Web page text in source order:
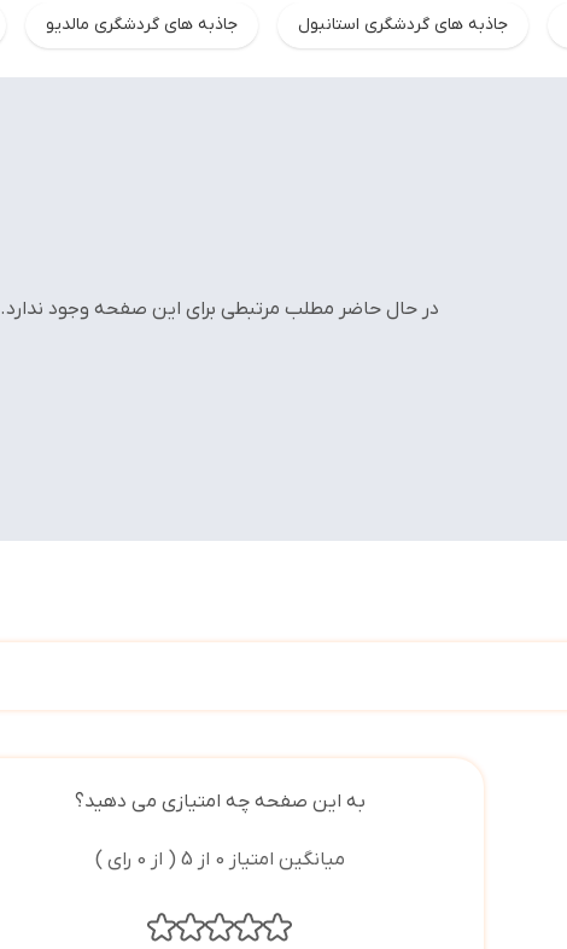
جاذبه های گردشگری استانبول جاذبه های گردشگری مالدیو
در حال حاضر مطلب مرتبطی برای این صفحه وجود ندارد.
به این صفحه چه امتیازی می دهید؟
میانگین امتیاز 0 از 5 ( از 0 رای )